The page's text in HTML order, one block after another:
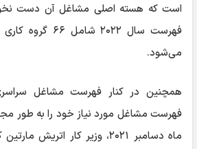
است که هسته اصلی مشاغل آن دست
فهرست سال ۲۰۲۲
می‌شود.
همچنین در کنار فهرست مشاغل
فهرست مشاغل مورد نیاز خود را به طور
ماه دسامبر ۲۰۲۱، وزیر کار